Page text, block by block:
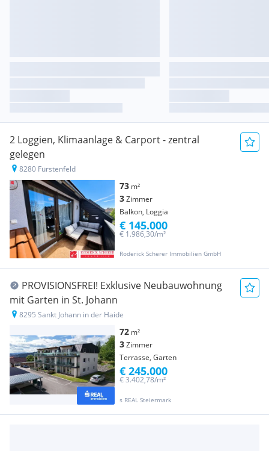
2 Loggien, Klimaanlage & Carport - zentral
gelegen
8280 Fürstenfeld
73 m²
3Zimmer
Balkon, Loggia
Roderick Scherer Immobilien GmbH
€ 1.986,30/m²
€ 145.000
PROVISIONSFREI! Exklusive Neubauwohnung
mit Garten in St. Johann
8295 Sankt Johann in der Haide
72 m²
3Zimmer
Terrasse, Garten
s REAL Steiermark
€ 3.402,78/m²
€ 245.000